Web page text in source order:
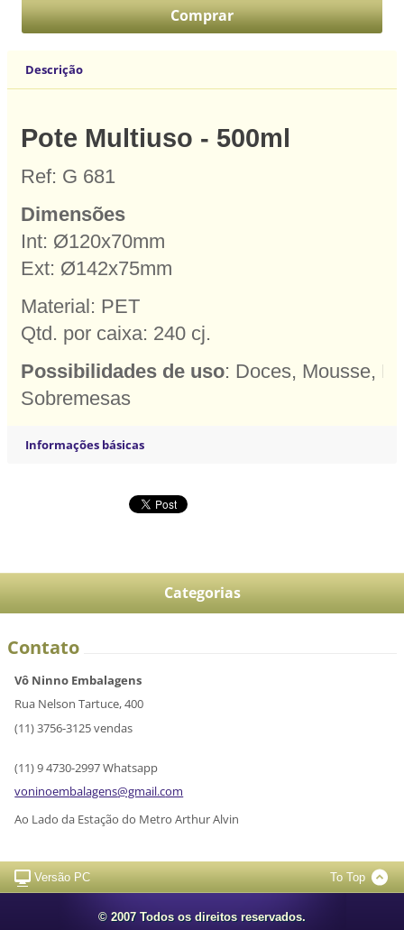
Descrição
Pote Multiuso - 500ml
Ref: G 681
Dimensões
Int: Ø120x70mm
Ext: Ø142x75mm
Material: PET
Qtd. por caixa: 240 cj.
Possibilidades de uso: Doces, Mousse,
Sobremesas
Informações básicas
Categorias
Contato
Vô Ninno Embalagens
Rua Nelson Tartuce, 400
(11) 3756-3125 vendas
(11) 9 4730-2997 Whatsapp
voninoembalagens@gmail.com
Ao Lado da Estação do Metro Arthur Alvin
Versão PC To Top
© 2007 Todos os direitos reservados.